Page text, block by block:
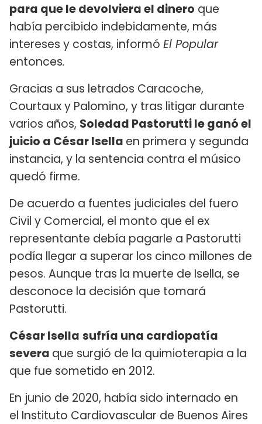
para que le devolviera el dinero que
había percibido indebidamente, más
intereses y costas, informó El Popular
entonces.
Gracias a sus letrados Caracoche,
Courtaux y Palomino, y tras litigar durante
varios años, Soledad Pastorutti le ganó el
juicio a César Isella en primera y segunda
instancia, y la sentencia contra el músico
quedó firme.
De acuerdo a fuentes judiciales del fuero
Civil y Comercial, el monto que el ex
representante debía pagarle a Pastorutti
podía llegar a superar los cinco millones de
pesos. Aunque tras la muerte de Isella, se
desconoce la decisión que tomará
Pastorutti.
César Isella sufría una cardiopatía
severa que surgió de la quimioterapia a la
que fue sometido en 2012.
En junio de 2020, había sido internado en
el Instituto Cardiovascular de Buenos Aires